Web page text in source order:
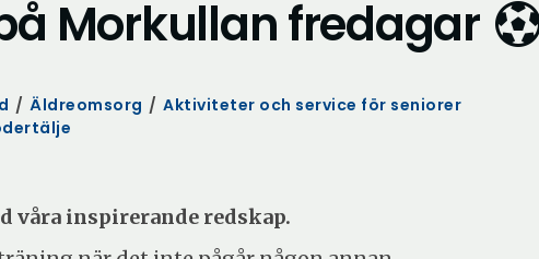
Morkullan fredagar
/ Äldreomsorg / Aktiviteter och service för seniorer
våra inspirerande redskap.